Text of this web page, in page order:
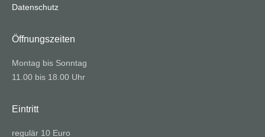
Datenschutz
Öffnungszeiten
Montag bis Sonntag
11.00 bis 18.00 Uhr
Eintritt
regulär 10 Euro